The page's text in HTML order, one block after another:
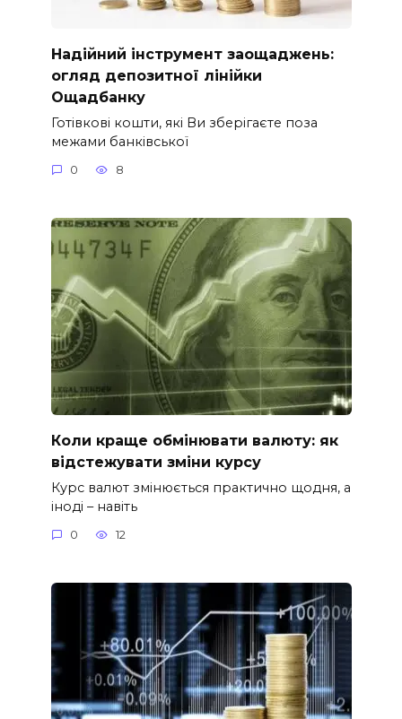
Надійний інструмент заощаджень:
огляд депозитної лінійки
Ощадбанку
Готівкові кошти, які Ви зберігаєте поза
межами банківської
0 8
Коли краще обмінювати валюту: як
відстежувати зміни курсу
Курс валют змінюється практично щодня, а
іноді – навіть
0 12